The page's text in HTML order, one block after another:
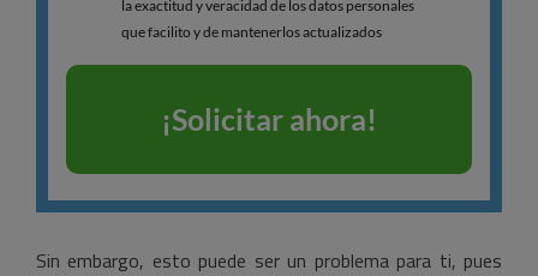
Sin embargo, esto puede ser un problema para ti, pues